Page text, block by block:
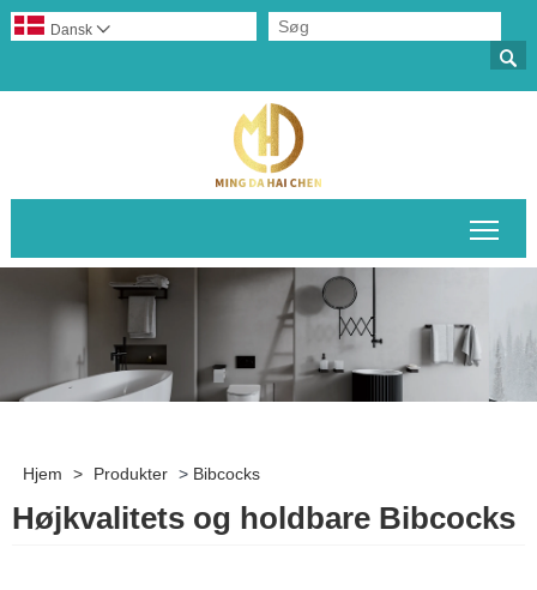

Dansk 
Hjem > Produkter > Bibcocks
Højkvalitets og holdbare Bibcocks